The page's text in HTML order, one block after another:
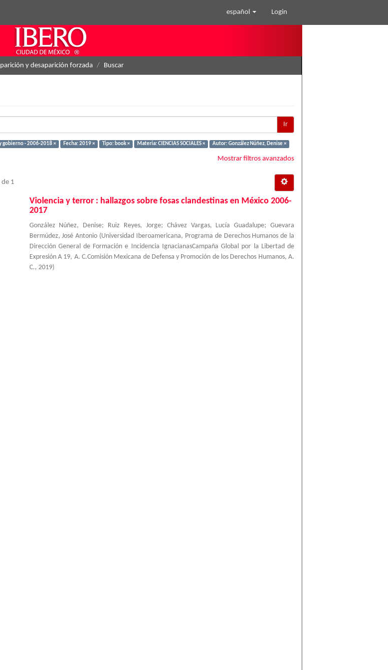
español Login
y desaparición forzada Buscar
Ir
gobierno - 2006-2018 × Fecha: 2019 × Tipo: book × Materia: CIENCIAS SOCIALES × Autor: González Núñez, Denise ×
Mostrar filtros avanzados
1
Violencia y terror : hallazgos sobre fosas clandestinas en México 2006-
2017
González Núñez, Denise; Ruiz Reyes, Jorge; Chávez Vargas, Lucía Guadalupe;Guevara
Bermúdez, José Antonio (Universidad Iberoamericana, Programa de Derechos Humanos de la
Dirección General de Formación e Incidencia IgnacianasCampaña Global por la Libertad de
Expresión A 19, A. C.Comisión Mexicana de Defensa y Promoción de los Derechos Humanos, A.
C., 2019)